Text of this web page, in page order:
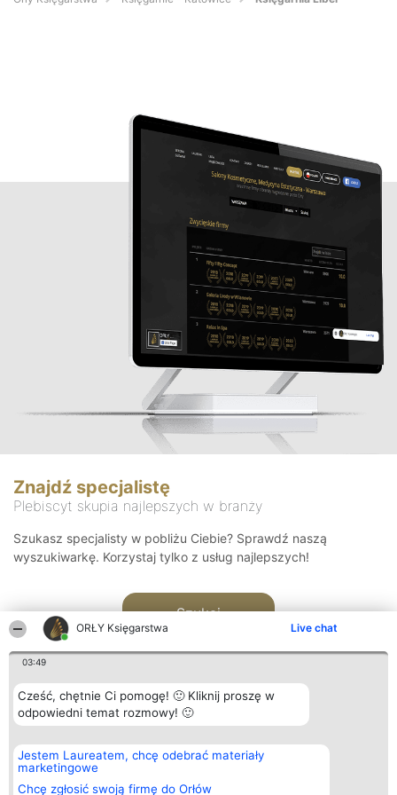
ORŁY Księgarstwa Live chat
03:49
Cześć, chętnie Ci pomogę! 🙂 Kliknij proszę w
odpowiedni temat rozmowy! 🙂
Jestem Laureatem, chcę odebrać materiały
marketingowe
Chcę zgłosić swoją firmę do Orłów
Znajdź specjalistę
Plebiscyt skupia najlepszych w branży
Szukasz specjalisty w pobliżu Ciebie? Sprawdź naszą
wyszukiwarkę. Korzystaj tylko z usług najlepszych!
Szukaj
Organizator plebiscytu
Bright Side Solutions sp. z o.
o. sp. k.
ul. Ruska 22
Plebiscyt
Laureaci
wszystkich
Kontakt
Kontakt